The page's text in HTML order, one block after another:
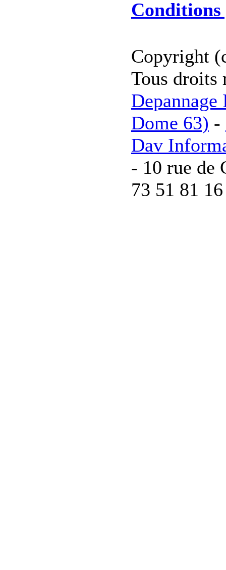
Conditions
Copyright
Tous droits
Dome 63) -
Dav
- 10 rue de
73 51 81 16